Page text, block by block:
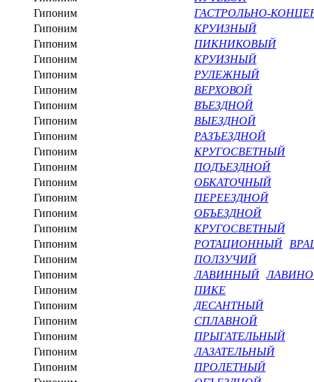
Гипоним
ГАСТРОЛЬНО-
Гипоним
КРУИЗНЫЙ
Гипоним
ПИКНИКОВЫЙ
Гипоним
КРУИЗНЫЙ
Гипоним
РУЛЕЖНЫЙ
Гипоним
ВЕРХОВОЙ
Гипоним
ВЪЕЗДНОЙ
Гипоним
ВЫЕЗДНОЙ
Гипоним
РАЗЪЕЗДНОЙ
Гипоним
КРУГОСВЕТНЫЙ
Гипоним
ПОДЪЕЗДНОЙ
Гипоним
ОБКАТОЧНЫЙ
Гипоним
ПЕРЕЕЗДНОЙ
Гипоним
ОБЪЕЗДНОЙ
Гипоним
КРУГОСВЕТНЫЙ
Гипоним
РОТАЦИОННЫЙ
Гипоним
ПОЛЗУЧИЙ
Гипоним
ЛАВИННЫЙ
Гипоним
ПИКЕ
Гипоним
ДЕСАНТНЫЙ
Гипоним
СПЛАВНОЙ
Гипоним
ПРЫГАТЕЛЬНЫЙ
Гипоним
ЛАЗАТЕЛЬНЫЙ
Гипоним
ПРОЛЕТНЫЙ